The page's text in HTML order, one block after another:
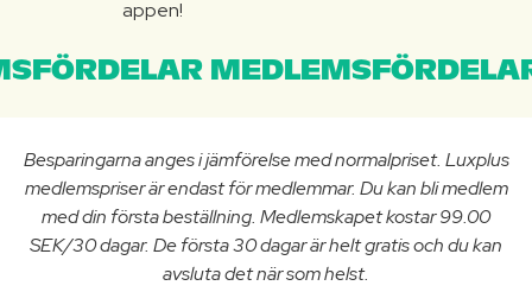
appen!
Besparingarna anges i jämförelse med normalpriset. Luxplus
medlemspriser är endast för medlemmar. Du kan bli medlem
med din första beställning. Medlemskapet kostar 99.00
SEK/30 dagar. De första 30 dagar är helt gratis och du kan
avsluta det när som helst.